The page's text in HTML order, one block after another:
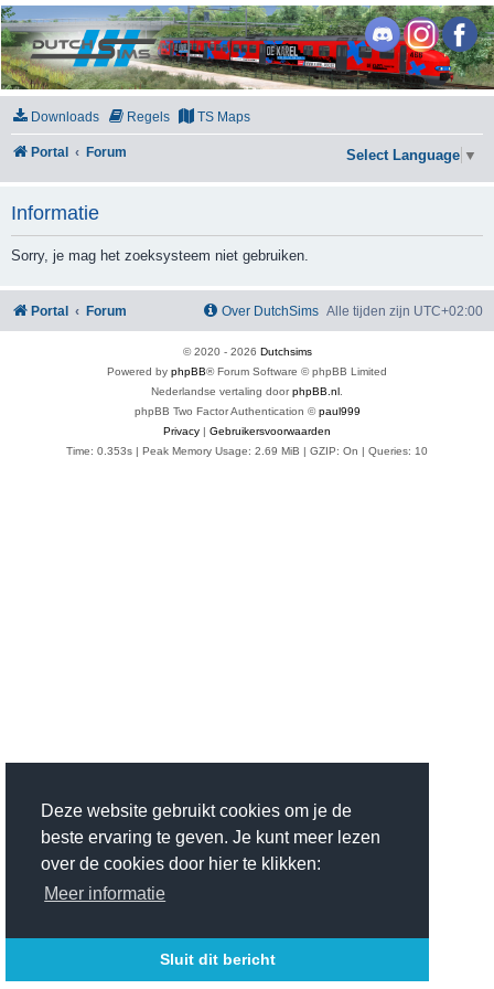
Deze website gebruikt cookies om je de
beste ervaring te geven. Je kunt meer lezen
over de cookies door hier te klikken:
Meer informatie
Sluit dit bericht
DutchSims
Downloads Regels TS Maps
Portal Forum Select Language ▼
Informatie
Sorry, je mag het zoeksysteem niet gebruiken.
Portal Forum Alle tijden zijn UTC+02:00
Over DutchSims
© 2020 - 2026 Dutchsims
Powered by phpBB® Forum Software © phpBB Limited
Nederlandse vertaling doorphpBB.nl
phpBB Two Factor Authentication ©paul999
Privacy | Gebruikersvoorwaarden
Time: 0.353s | Peak Memory Usage: 2.69 MiB | GZIP: On | Queries: 10